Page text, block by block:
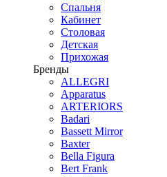
Спальня
Кабинет
Столовая
Детская
Прихожая
Бренды
ALLEGRI
Apparatus
ARTERIORS
Badari
Bassett Mirror
Baxter
Bella Figura
Bert Frank